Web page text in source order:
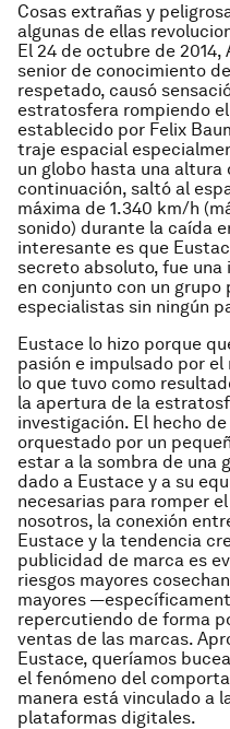
Cosas extrañas y
algunas de ellas
El 24 de octubre de
senior de conocimiento
respetado, causó
estratosfera rompiendo
establecido por Felix
traje espacial
un globo hasta una altura
continuación, saltó al
máxima de 1.340 km/h
sonido) durante la caída
interesante es que
secreto absoluto, fue
en conjunto con un
especialistas sin ningún
Eustace lo hizo porque
pasión e impulsado por
lo que tuvo como
la apertura de la
investigación. El hecho
orquestado por un
estar a la sombra de una
dado a Eustace y a su
necesarias para romper
nosotros, la conexión
Eustace y la tendencia
publicidad de marca es
riesgos mayores
mayores
repercutiendo de forma
ventas de las marcas.
Eustace, queríamos
el fenómeno del
manera está vinculado a
plataformas digitales.